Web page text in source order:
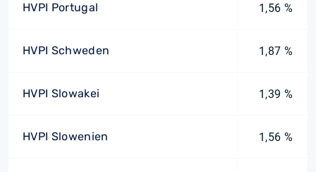
HVPI Portugal 1,56 %
HVPI Schweden 1,87 %
HVPI Slowakei 1,39 %
HVPI Slowenien 1,56 %